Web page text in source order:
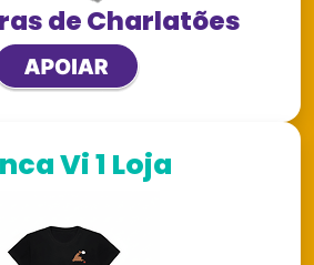
de Charlatões
Vi 1 Loja